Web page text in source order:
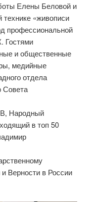
Елены Беловой и
«живописи
профессиональной
Гостями
и общественные
медийные
отдела
Совета
Народный
в топ 50
Верности в России